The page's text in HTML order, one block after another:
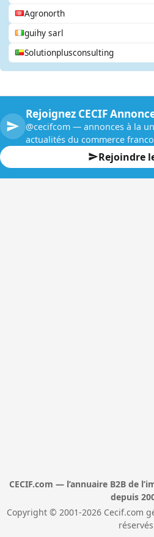
Agronorth
guihy sarl
Solutionplusconsulting
Rejoignez CECIF
@cecifcom — annonces à la
actualités du commerce
Rejoindre
CECIF.com — l’annuaire B2B de
depuis
Copyright © 2001-2026 Cecif.com